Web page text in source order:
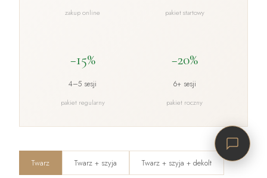
zakup online pakiet startowy
−15%
4–5 sesji
pakiet regularny
−20%
6+ sesji
pakiet roczny
Twarz Twarz + szyja Twarz + szyja + dekolt